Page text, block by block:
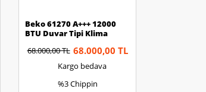
Beko 61270 A+++ 12000
BTU Duvar Tipi Klima
68.000,00 TL 68.000,00 TL
Kargo bedava
%3 Chippin